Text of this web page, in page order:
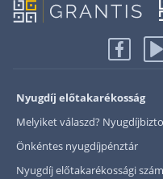
Nyugdíj előtakarékosság
Melyiket válaszd?
Önkéntes nyugdíjpénztár
Nyugdíj előtakarékossági